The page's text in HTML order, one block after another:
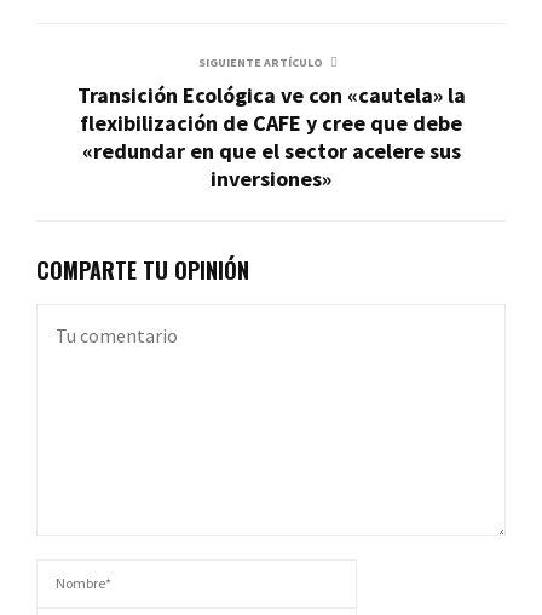
SIGUIENTE ARTÍCULO
Transición Ecológica ve con «cautela» la
flexibilización de CAFE y cree que debe
«redundar en que el sector acelere sus
inversiones»
COMPARTE TU OPINIÓN